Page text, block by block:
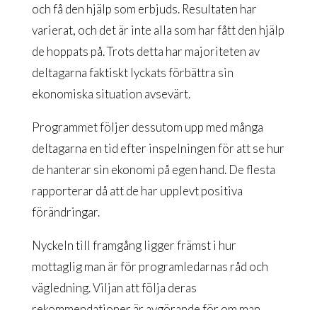
och få den hjälp som erbjuds. Resultaten har
varierat, och det är inte alla som har fått den hjälp
de hoppats på. Trots detta har majoriteten av
deltagarna faktiskt lyckats förbättra sin
ekonomiska situation avsevärt.
Programmet följer dessutom upp med många
deltagarna en tid efter inspelningen för att se hur
de hanterar sin ekonomi på egen hand. De flesta
rapporterar då att de har upplevt positiva
förändringar.
Nyckeln till framgång ligger främst i hur
mottaglig man är för programledarnas råd och
vägledning. Viljan att följa deras